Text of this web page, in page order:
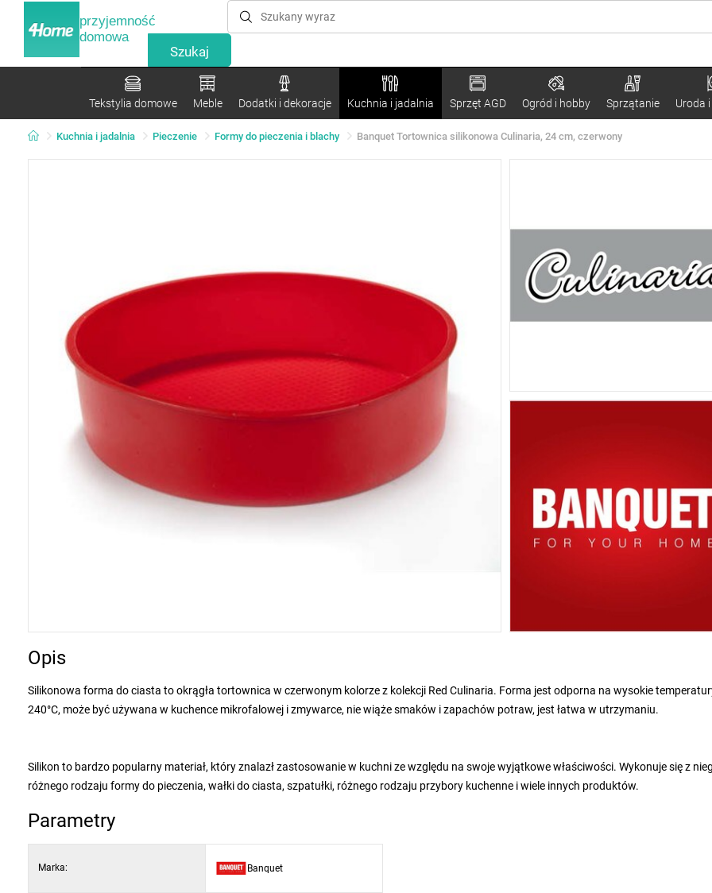
przyjemność
domowa
Tekstylia domowe Meble Dodatki i dekoracje Kuchnia i jadalnia Sprzęt AGD Ogród i hobby Sprzątanie Uroda
Kuchnia i jadalnia Pieczenie Formy do pieczenia i blachy Banquet Tortownica silikonowa Culinaria, 24 cm, czerwony
Opis
Silikonowa forma do ciasta to okrągła tortownica w czerwonym kolorze z kolekcji Red Culinaria. Forma jest odporna na wysokie
240°C, może być używana w kuchence mikrofalowej i zmywarce, nie wiąże smaków i zapachów potraw, jest łatwa w utrzymaniu.
Silikon to bardzo popularny materiał, który znalazł zastosowanie w kuchni ze względu na swoje wyjątkowe właściwości. Wykonuje się z
różnego rodzaju formy do pieczenia, wałki do ciasta, szpatułki, różnego rodzaju przybory kuchenne i wiele innych produktów.
Parametry
Marka: Banquet